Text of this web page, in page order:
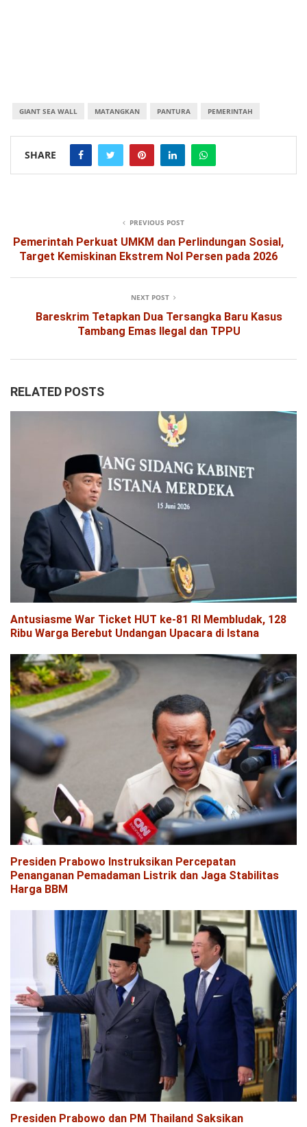
GIANT SEA WALL MATANGKAN PANTURA PEMERINTAH
SHARE
PREVIOUS POST
Pemerintah Perkuat UMKM dan Perlindungan Sosial,
Target Kemiskinan Ekstrem Nol Persen pada 2026
NEXT POST
Bareskrim Tetapkan Dua Tersangka Baru Kasus
Tambang Emas Ilegal dan TPPU
RELATED POSTS
Antusiasme War Ticket HUT ke-81 RI Membludak, 128
Ribu Warga Berebut Undangan Upacara di Istana
Presiden Prabowo Instruksikan Percepatan
Penanganan Pemadaman Listrik dan Jaga Stabilitas
Harga BBM
Presiden Prabowo dan PM Thailand Saksikan